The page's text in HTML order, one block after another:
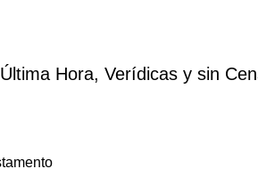
Hora, Verídicas y sin